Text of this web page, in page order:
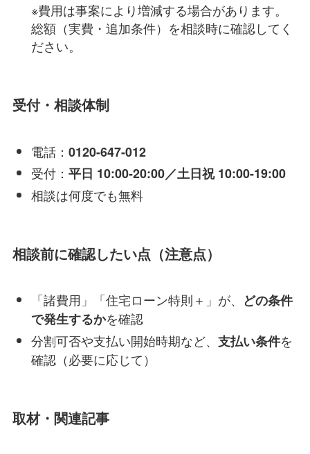
※費用は事案により増減する場合があります。
総額（実費・追加条件）を相談時に確認してく
ださい。
受付・相談体制
電話： 0120-647-012
受付： 平日 10:00-20:00／土日祝 10:00-19:00
相談は何度でも無料
相談前に確認したい点（注意点）
「諸費用」「住宅ローン特則＋」が、
どの条件
で発生するかを確認
分割可否や支払い開始時期など、 支払い条件を
確認（必要に応じて）
取材・関連記事